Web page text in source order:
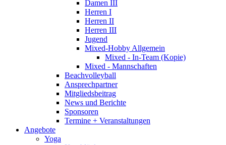
Damen III
Herren I
Herren II
Herren III
Jugend
Mixed-Hobby Allgemein
Mixed - In-Team (Kopie)
Mixed - Mannschaften
Beachvolleyball
Ansprechpartner
Mitgliedsbeitrag
News und Berichte
Sponsoren
Termine + Veranstaltungen
Angebote
Yoga